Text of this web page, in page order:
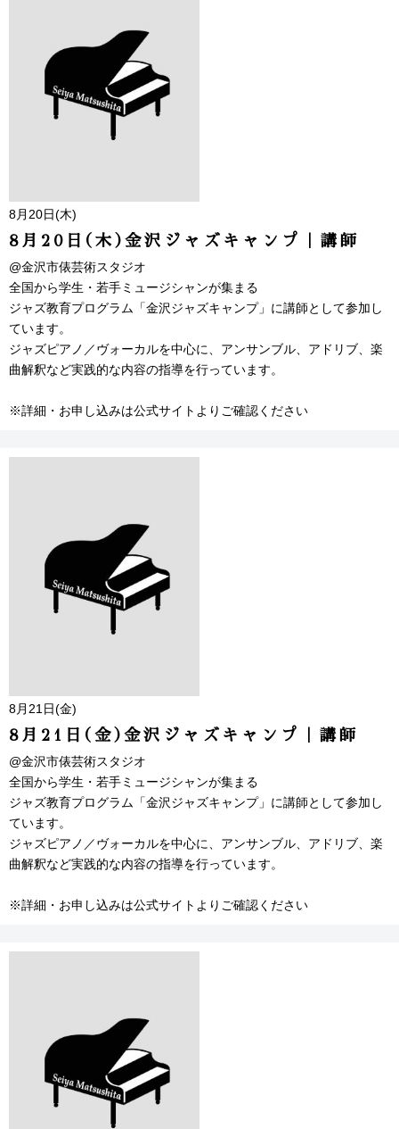
8月20日(木)
8月20日(木)金沢ジャズキャンプ｜講師
@金沢市俵芸術スタジオ
全国から学生・若手ミュージシャンが集まる
ジャズ教育プログラム「金沢ジャズキャンプ」に講師として参加し
ています。
ジャズピアノ／ヴォーカルを中心に、アンサンブル、アドリブ、楽
曲解釈など実践的な内容の指導を行っています。
※詳細・お申し込みは公式サイトよりご確認ください
8月21日(金)
8月21日(金)金沢ジャズキャンプ｜講師
@金沢市俵芸術スタジオ
全国から学生・若手ミュージシャンが集まる
ジャズ教育プログラム「金沢ジャズキャンプ」に講師として参加し
ています。
ジャズピアノ／ヴォーカルを中心に、アンサンブル、アドリブ、楽
曲解釈など実践的な内容の指導を行っています。
※詳細・お申し込みは公式サイトよりご確認ください